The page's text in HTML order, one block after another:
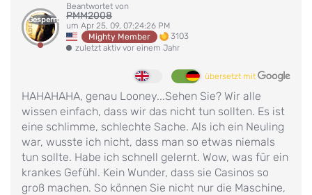
Gesperrt
Beantwortet von
PMM2008
um Apr 25, 09, 07:24:26 PM
Mighty Member
3103
zuletzt aktiv vor einem Jahr
übersetzt mit
HAHAHAHA, genau Looney...Sehen Sie? Wir alle
wissen einfach, dass wir das nicht tun sollten. Es ist
eine schlimme, schlechte Sache. Als ich ein Neuling
war, wusste ich nicht, dass man so etwas niemals
tun sollte. Habe ich schnell gelernt. Wow, was für ein
krankes Gefühl. Kein Wunder, dass sie Casinos so
groß machen. So können Sie nicht nur die Maschine,